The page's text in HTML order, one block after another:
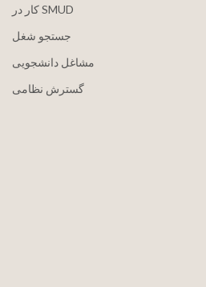
کار در SMUD
جستجو شغل
مشاغل دانشجویی
گسترش نظامی